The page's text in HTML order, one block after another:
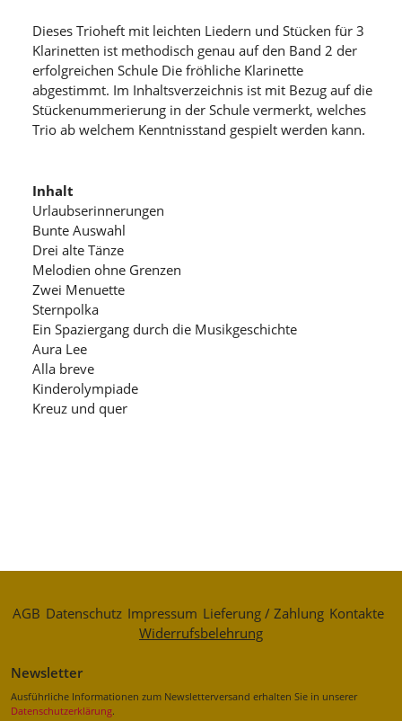
Dieses Trioheft mit leichten Liedern und Stücken für 3
Klarinetten ist methodisch genau auf den Band 2 der
erfolgreichen Schule Die fröhliche Klarinette
abgestimmt. Im Inhaltsverzeichnis ist mit Bezug auf die
Stückenummerierung in der Schule vermerkt, welches
Trio ab welchem Kenntnisstand gespielt werden kann.
Inhalt
Urlaubserinnerungen
Bunte Auswahl
Drei alte Tänze
Melodien ohne Grenzen
Zwei Menuette
Sternpolka
Ein Spaziergang durch die Musikgeschichte
Aura Lee
Alla breve
Kinderolympiade
Kreuz und quer
AGB Datenschutz Impressum Lieferung / Zahlung Kontakte
Widerrufsbelehrung
Newsletter
Ausführliche Informationen zum Newsletterversand erhalten Sie in unserer
Datenschutzerklärung.